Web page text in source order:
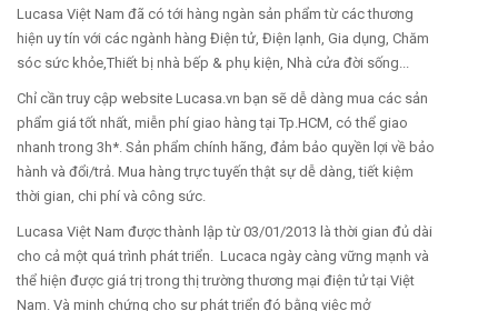
Lucasa Việt Nam đã có tới hàng ngàn sản phẩm từ các thương
hiện uy tín với các ngành hàng Điện tử, Điện lạnh, Gia dụng, Chăm
sóc sức khỏe,Thiết bị nhà bếp & phụ kiện, Nhà cửa đời sống...
Chỉ cần truy cập website Lucasa.vn bạn sẽ dễ dàng mua các sản
phẩm giá tốt nhất, miễn phí giao hàng tại Tp.HCM, có thể giao
nhanh trong 3h*. Sản phẩm chính hãng, đảm bảo quyền lợi về bảo
hành và đổi/trả. Mua hàng trực tuyến thật sự dễ dàng, tiết kiệm
thời gian, chi phí và công sức.
Lucasa Việt Nam được thành lập từ 03/01/2013 là thời gian đủ dài
cho cả một quá trình phát triển. Lucaca ngày càng vững mạnh và
thể hiện được giá trị trong thị trường thương mại điện tử tại Việt
Nam. Và minh chứng cho sự phát triển đó bằng việc mở